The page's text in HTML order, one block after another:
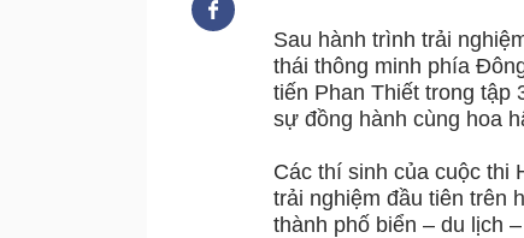
Sau hành trình trải
thái thông minh phía
tiến Phan Thiết trong tập
sự đồng hành cùng hoa
Các thí sinh của cuộc thi
trải nghiệm đầu tiên trên
thành phố biển – du lịch